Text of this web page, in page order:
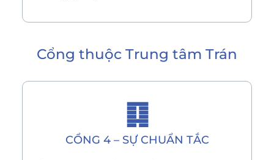
Cổng thuộc Trung tâm Trán
CỔNG 4 – SỰ CHUẨN TẮC
䷃